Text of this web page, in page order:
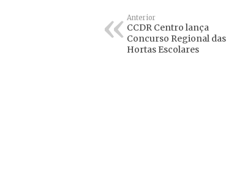
Anterior
CCDR Centro lança
Concurso Regional das
Hortas Escolares